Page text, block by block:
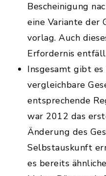
Bescheinigung
eine Variante der
vorlag. Auch
Erfordernis
Insgesamt gibt
vergleichbare
entsprechende
war 2012 das
Änderung des
Selbstauskunft
es bereits